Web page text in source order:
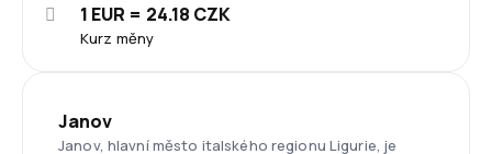
Kurz měny
1 EUR = 24.18 CZK
Janov
Janov, hlavní město italského regionu Ligurie, je